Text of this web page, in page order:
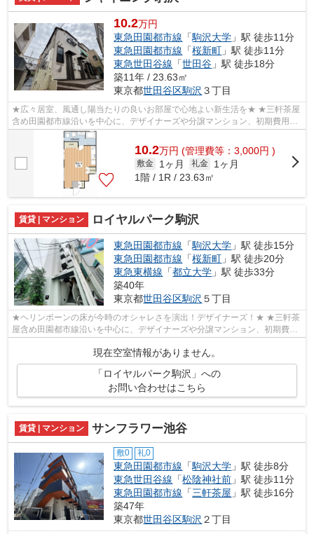
10.2万円
東急田園都市線 「駒沢大学 」駅 徒歩11分
東急田園都市線 「桜新町 」駅 徒歩11分
東急世田谷線 「世田谷 」駅 徒歩18分
築11年 / 23.63㎡
東京都世田谷区駒沢 ３丁目
★広々居室、風通し陽当たりの良いお部屋で心地よい新生活を★ ★三軒茶屋
含め田園都市線沿いを中心に、デザイナーズや分譲マンション、初期費用を
抑えた部屋探しはぜひ当社にお任せくだ...
10.2万円 (管理費等：3,000円 )
敷金 1ヶ月 礼金
1ヶ月
1階 / 1R / 23.63㎡
賃貸 | マンション ロイヤルパーク駒沢
東急田園都市線 「駒沢大学 」駅 徒歩15分
東急田園都市線 「桜新町 」駅 徒歩20分
東急東横線 「都立大学 」駅 徒歩33分
築40年
東京都世田谷区駒沢 ５丁目
★ヘリンボーンの床が今時のオシャレさを演出！デザイナーズ！★ ★三軒茶
屋含め田園都市線沿いを中心に、デザイナーズや分譲マンション、初期費用
現在空室情報がありません。
「ロイヤルパーク駒沢」への
お問い合わせはこちら
賃貸 | マンション サンフラワー池谷
敷0 礼0
東急田園都市線 「駒沢大学 」駅 徒歩8分
東急世田谷線 「松陰神社前 」駅 徒歩11分
東急田園都市線 「三軒茶屋 」駅 徒歩16分
築47年
東京都世田谷区駒沢 ２丁目